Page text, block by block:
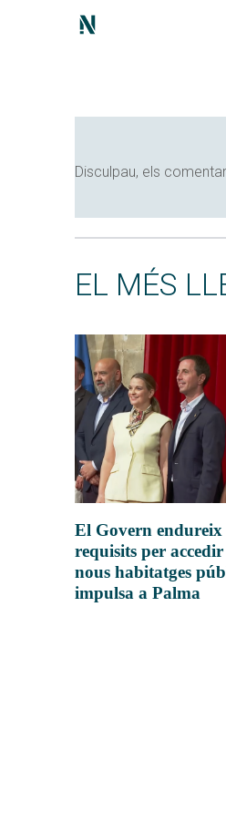
Disculpau, els
EL MÉS
El Govern endureix
requisits per accedir
nous habitatges
impulsa a Palma